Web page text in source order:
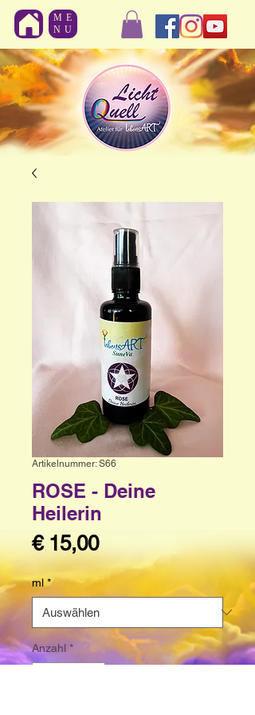
ME
NU
Artikelnummer: S66
ROSE - Deine
Heilerin
€ 15,00Preis
ml *
Anzahl *